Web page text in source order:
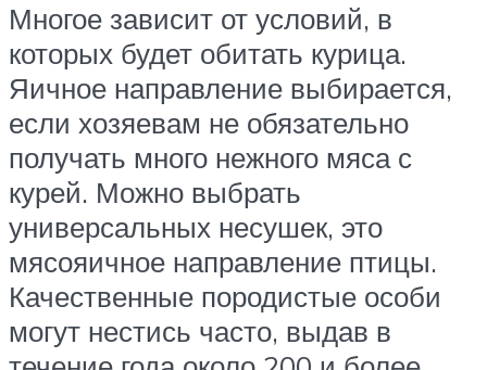
Многое зависит от условий, в
которых будет обитать курица.
Яичное направление выбирается,
если хозяевам не обязательно
получать много нежного мяса с
курей. Можно выбрать
универсальных несушек, это
мясояичное направление птицы.
Качественные породистые особи
могут нестись часто, выдав в